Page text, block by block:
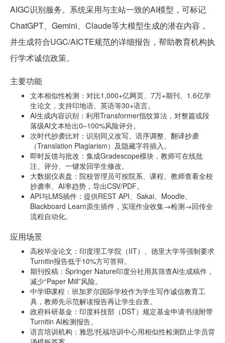
AIGC识别服务。系统采用与主站一致的AI模型，可标记
ChatGPT、Gemini、Claude等大模型生成的潜在内容，
并生成符合UGC/AICTE规范的详细报告，帮助教育机构执
行学术诚信政策。
主要功能
文本相似性检测：对比1,000+亿网页、7万+期刊、1.6亿学
生论文，支持印地语、英语等30+语言。
AI生成内容识别：利用Transformer指纹算法，对整篇或段
落级AI文本给出0–100%风险评分。
次时代抄袭比对：识别同义改写、语序调整、翻译抄袭
（Translation Plagiarism）及隐藏字符插入。
即时反馈与批改：集成Gradescope模块，教师可在线批
注、评分、一键发回学生修改。
大数据仪表盘：院校管理员可按院系、课程、教师查看全校
抄袭率、AI率趋势，导出CSV/PDF。
API与LMS插件：提供REST API、Sakai、Moodle、
Blackboard Learn原生插件，实现作业收集→检测→回传全
流程自动化。
应用场景
高校毕业论文：印度理工学院（IIT）、德里大学等强制要求
Turnitin报告低于10%方可答辩。
期刊投稿：Springer Nature印度分社用其筛查AI生成稿件，
减少“Paper Mill”风险。
中学IB课程：班加罗尔国际学校作为学生写作诚信教育工
具，教师先示范解读报告再让学生自查。
政府科研基金：印度科技部（DST）规定基金申请书须附带
Turnitin AI检测报告。
语言培训机构：雅思/托福培训中心用相似性检测防止学员背